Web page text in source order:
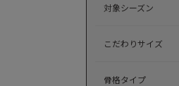
対象シーズン
こだわりサイズ
骨格タイプ